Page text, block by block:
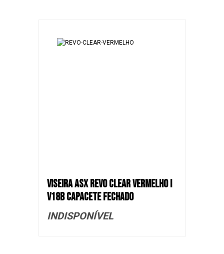
VISEIRA ASX REVO CLEAR VERMELHO I
V18B CAPACETE FECHADO
INDISPONÍVEL